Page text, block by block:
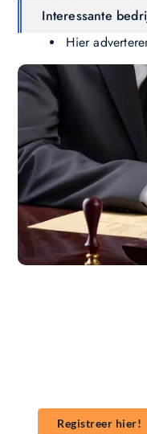
Interessante
Hier
Registreer hier!